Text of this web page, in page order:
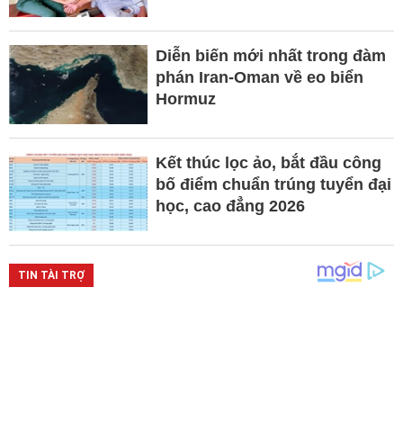
Diễn biến mới nhất trong đàm
phán Iran-Oman về eo biển
Hormuz
Kết thúc lọc ảo, bắt đầu công
bố điểm chuẩn trúng tuyển đại
học, cao đẳng 2026